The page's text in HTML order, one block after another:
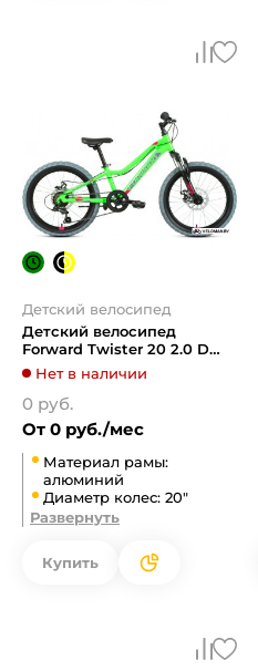
Детский велосипед
Детский велосипед
Forward Twister 20 2.0 D
2022 (ярко-зеленый/
фиолетовый)
Нет в наличии
0 руб.
От 0 руб./мес
Материал рамы:
алюминий
Диаметр колес: 20"
Развернуть
Купить